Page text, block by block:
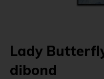
Lady
dibond